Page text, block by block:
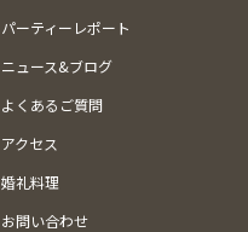
パーティーレポート
ニュース&ブログ
よくあるご質問
アクセス
婚礼料理
お問い合わせ